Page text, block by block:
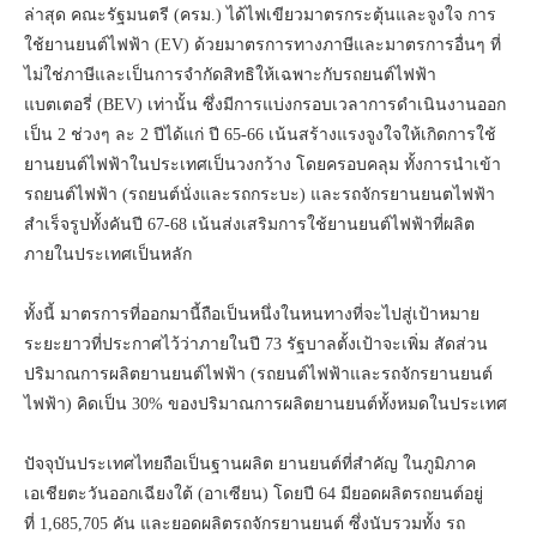
ล่าสุด คณะรัฐมนตรี (ครม.) ได้ไฟเขียวมาตรกระตุ้นและจูงใจ การ
ใช้ยานยนต์ไฟฟ้า (EV) ด้วยมาตรการทางภาษีและมาตรการอื่นๆ ที่
ไม่ใช่ภาษีและเป็นการจำกัดสิทธิให้เฉพาะกับรถยนต์ไฟฟ้า
แบตเตอรี่ (BEV) เท่านั้น ซึ่งมีการแบ่งกรอบเวลาการดำเนินงานออก
เป็น 2 ช่วงๆ ละ 2 ปีได้แก่ ปี 65-66 เน้นสร้างแรงจูงใจให้เกิดการใช้
ยานยนต์ไฟฟ้าในประเทศเป็นวงกว้าง โดยครอบคลุม ทั้งการนำเข้า
รถยนต์ไฟฟ้า (รถยนต์นั่งและรถกระบะ) และรถจักรยานยนตไฟฟ้า
สำเร็จรูปทั้งคันปี 67-68 เน้นส่งเสริมการใช้ยานยนต์ไฟฟ้าที่ผลิต
ภายในประเทศเป็นหลัก
ทั้งนี้ มาตรการที่ออกมานี้ถือเป็นหนึ่งในหนทางที่จะไปสู่เป้าหมาย
ระยะยาวที่ประกาศไว้ว่าภายในปี 73 รัฐบาลตั้งเป้าจะเพิ่ม สัดส่วน
ปริมาณการผลิตยานยนต์ไฟฟ้า (รถยนต์ไฟฟ้าและรถจักรยานยนต์
ไฟฟ้า) คิดเป็น 30% ของปริมาณการผลิตยานยนต์ทั้งหมดในประเทศ
ปัจจุบันประเทศไทยถือเป็นฐานผลิต ยานยนต์ที่สำคัญ ในภูมิภาค
เอเชียตะวันออกเฉียงใต้ (อาเซียน) โดยปี 64 มียอดผลิตรถยนต์อยู่
ที่ 1,685,705 คัน และยอดผลิตรถจักรยานยนต์ ซึ่งนับรวมทั้ง รถ